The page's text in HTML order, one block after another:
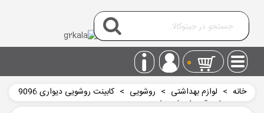
0
خانه > لوازم بهداشتی > روشويی >
کابینت روشویی دیواری 9096
آنتوریوم سفید قهوه ای فیورنزا